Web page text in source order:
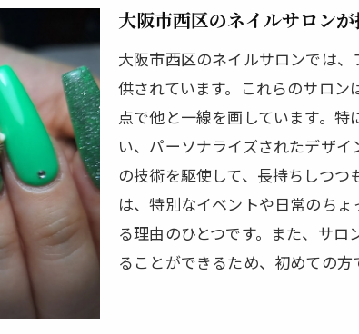
チップと長さだしの組み合わせで大阪市西区でモ
モダンなデザインが人気の理由
フルチップと長さだしの相乗効果
ネイルアートで表現するモダンスタイル
大阪市西区で定番化するモダンデザインの秘密
サロンで提案される最新モダンデザイン
フルチップと長さだしで作るスタイリッシュな指
市西区で話題のフルチップネイルデザインをチェ
旬のフルチップデザインをいち早く取り入れる
大阪市西区のネイルサロン
大阪市西区のネイルサロンでは
供されています。これらのサロ
点で他と一線を画しています。
い、パーソナライズされたデザ
の技術を駆使して、長持ちしつ
は、特別なイベントや日常のち
る理由のひとつです。また、サ
ることができるため、初めての方